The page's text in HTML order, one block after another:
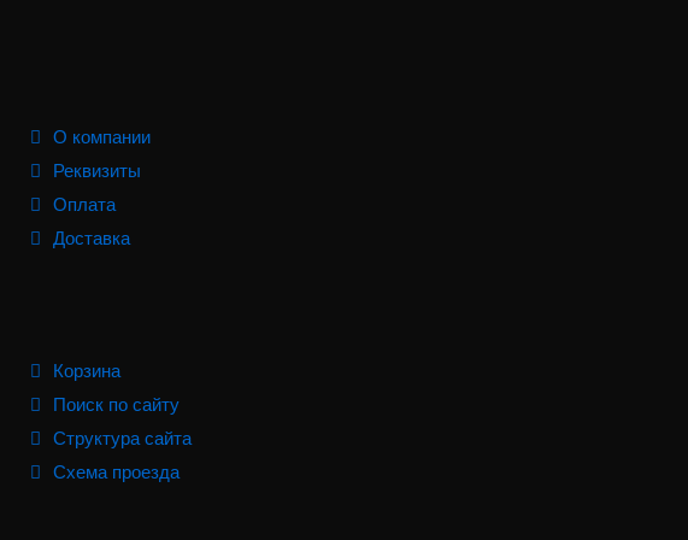
О компании
Реквизиты
Оплата
Доставка
Корзина
Поиск по сайту
Структура сайта
Схема проезда